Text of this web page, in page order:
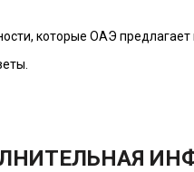
которые ОАЭ